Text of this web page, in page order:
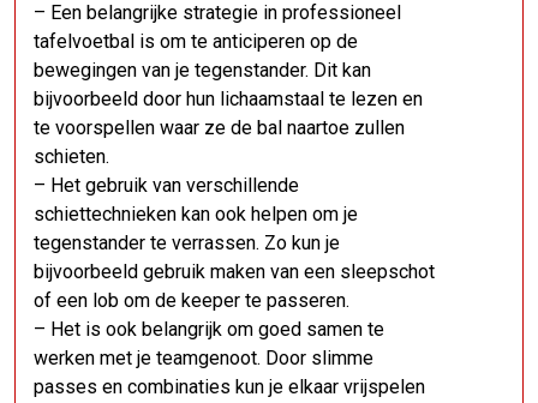
– Een belangrijke strategie in professioneel
tafelvoetbal is om te anticiperen op de
bewegingen van je tegenstander. Dit kan
bijvoorbeeld door hun lichaamstaal te lezen en
te voorspellen waar ze de bal naartoe zullen
schieten.
– Het gebruik van verschillende
schiettechnieken kan ook helpen om je
tegenstander te verrassen. Zo kun je
bijvoorbeeld gebruik maken van een sleepschot
of een lob om de keeper te passeren.
– Het is ook belangrijk om goed samen te
werken met je teamgenoot. Door slimme
passes en combinaties kun je elkaar vrijspelen